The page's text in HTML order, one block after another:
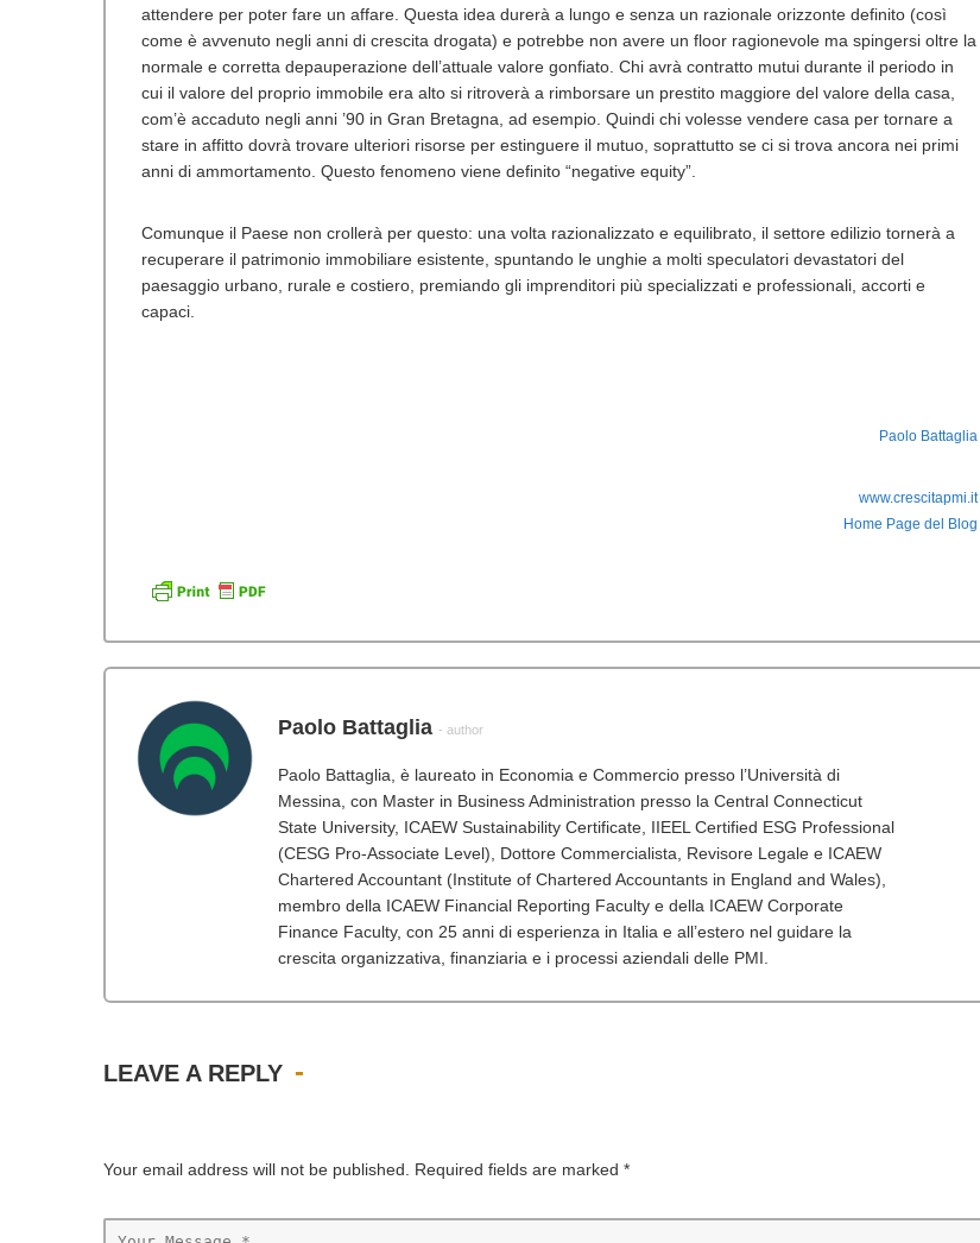
attendere per poter fare un affare. Questa idea durerà a lungo e senza un razionale orizzonte definito (così
come è avvenuto negli anni di crescita drogata) e potrebbe non avere un floor ragionevole ma spingersi oltre la
normale e corretta depauperazione dell’attuale valore gonfiato. Chi avrà contratto mutui durante il periodo in
cui il valore del proprio immobile era alto si ritroverà a rimborsare un prestito maggiore del valore della casa,
com’è accaduto negli anni ’90 in Gran Bretagna, ad esempio. Quindi chi volesse vendere casa per tornare a
stare in affitto dovrà trovare ulteriori risorse per estinguere il mutuo, soprattutto se ci si trova ancora nei primi
anni di ammortamento. Questo fenomeno viene definito “negative equity”.
Comunque il Paese non crollerà per questo: una volta razionalizzato e equilibrato, il settore edilizio tornerà a
recuperare il patrimonio immobiliare esistente, spuntando le unghie a molti speculatori devastatori del
paesaggio urbano, rurale e costiero, premiando gli imprenditori più specializzati e professionali, accorti e
capaci.
Paolo Battaglia
www.crescitapmi.it
Home Page del Blog
Paolo Battaglia - author
Paolo Battaglia, è laureato in Economia e Commercio presso l’Università di
Messina, con Master in Business Administration presso la Central Connecticut
State University, ICAEW Sustainability Certificate, IIEEL Certified ESG Professional
(CESG Pro-Associate Level), Dottore Commercialista, Revisore Legale e ICAEW
Chartered Accountant (Institute of Chartered Accountants in England and Wales),
membro della ICAEW Financial Reporting Faculty e della ICAEW Corporate
Finance Faculty, con 25 anni di esperienza in Italia e all’estero nel guidare la
crescita organizzativa, finanziaria e i processi aziendali delle PMI.
LEAVE A REPLY
Your email address will not be published. Required fields are marked *